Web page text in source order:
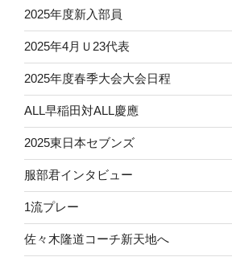
2025年度新入部員
2025年4月Ｕ23代表
2025年度春季大会大会日程
ALL早稲田対ALL慶應
2025東日本セブンズ
服部君インタビュー
1流プレー
佐々木隆道コーチ新天地へ